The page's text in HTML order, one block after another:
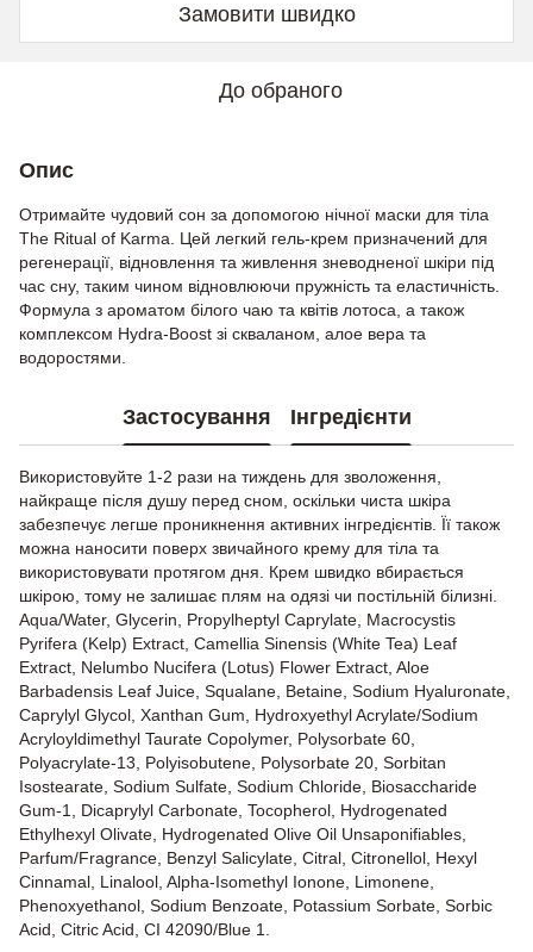
Замовити швидко
До обраного
Опис
Отримайте чудовий сон за допомогою нічної маски для тіла
The Ritual of Karma. Цей легкий гель-крем призначений для
регенерації, відновлення та живлення зневодненої шкіри під
час сну, таким чином відновлюючи пружність та еластичність.
Формула з ароматом білого чаю та квітів лотоса, а також
комплексом Hydra-Boost зі скваланом, алое вера та
водоростями.
Застосування Інгредієнти
Використовуйте 1-2 рази на тиждень для зволоження,
найкраще після душу перед сном, оскільки чиста шкіра
забезпечує легше проникнення активних інгредієнтів. Її також
можна наносити поверх звичайного крему для тіла та
використовувати протягом дня. Крем швидко вбирається
шкірою, тому не залишає плям на одязі чи постільній білизні.
Aqua/Water, Glycerin, Propylheptyl Caprylate, Macrocystis
Pyrifera (Kelp) Extract, Camellia Sinensis (White Tea) Leaf
Extract, Nelumbo Nucifera (Lotus) Flower Extract, Aloe
Barbadensis Leaf Juice, Squalane, Betaine, Sodium Hyaluronate,
Caprylyl Glycol, Xanthan Gum, Hydroxyethyl Acrylate/Sodium
Acryloyldimethyl Taurate Copolymer, Polysorbate 60,
Polyacrylate-13, Polyisobutene, Polysorbate 20, Sorbitan
Isostearate, Sodium Sulfate, Sodium Chloride, Biosaccharide
Gum-1, Dicaprylyl Carbonate, Tocopherol, Hydrogenated
Ethylhexyl Olivate, Hydrogenated Olive Oil Unsaponifiables,
Parfum/Fragrance, Benzyl Salicylate, Citral, Citronellol, Hexyl
Cinnamal, Linalool, Alpha-Isomethyl Ionone, Limonene,
Phenoxyethanol, Sodium Benzoate, Potassium Sorbate, Sorbic
Acid, Citric Acid, CI 42090/Blue 1.